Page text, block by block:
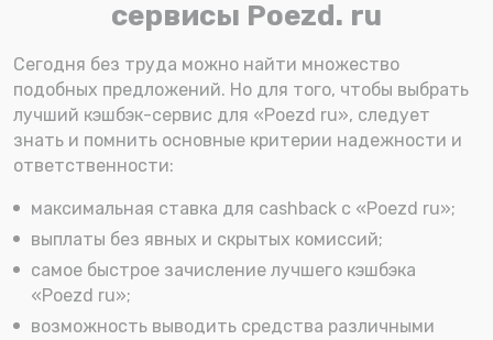
сервисы Poezd. ru
Сегодня без труда можно найти множество
подобных предложений. Но для того, чтобы выбрать
лучший кэшбэк-сервис для «Poezd ru», следует
знать и помнить основные критерии надежности и
ответственности:
максимальная ставка для cashback с «Poezd ru»;
выплаты без явных и скрытых комиссий;
самое быстрое зачисление лучшего кэшбэка
«Poezd ru»;
возможность выводить средства различными